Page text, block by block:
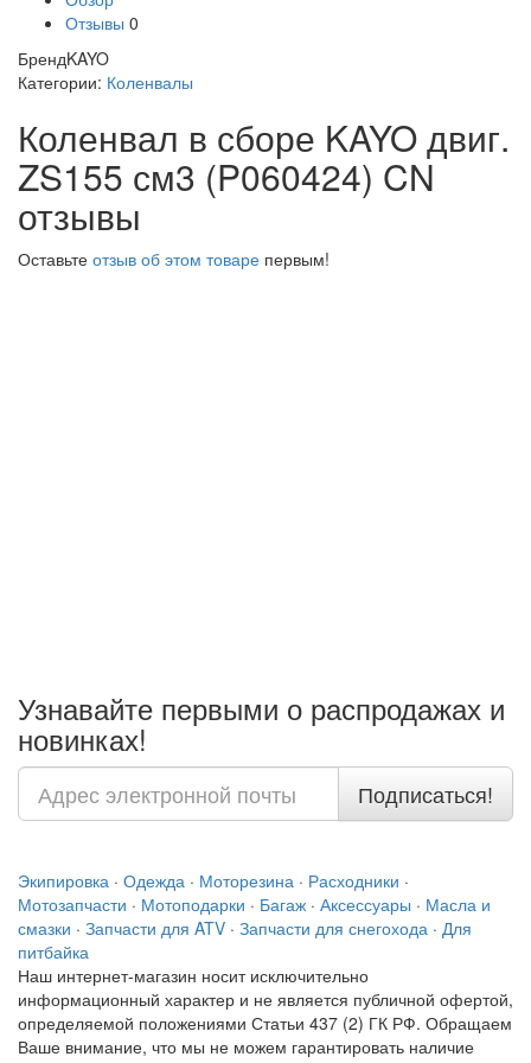
Отзывы 0
БрендKAYO
Категории: Коленвалы
Коленвал в сборе KAYO двиг.
ZS155 см3 (P060424) CN
отзывы
Оставьте отзыв об этом товаре первым!
Узнавайте первыми о распродажах и
новинках!
Подписаться!
Экипировка · Одежда · Моторезина · Расходники ·
Мотозапчасти · Мотоподарки · Багаж · Аксессуары · Масла и
смазки · Запчасти для ATV · Запчасти для снегохода · Для
питбайка
Наш интернет-магазин носит исключительно
информационный характер и не является публичной офертой,
определяемой положениями Статьи 437 (2) ГК РФ. Обращаем
Ваше внимание, что мы не можем гарантировать наличие